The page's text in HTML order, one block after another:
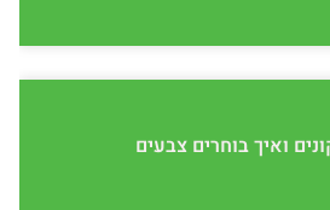
ואיך בוחרים צבעים